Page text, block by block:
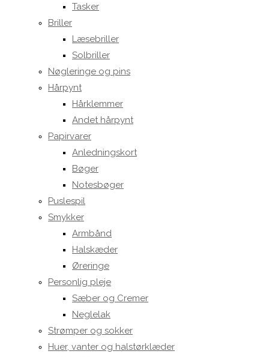
Tasker
Briller
Læsebriller
Solbriller
Nøgleringe og pins
Hårpynt
Hårklemmer
Andet hårpynt
Papirvarer
Anledningskort
Bøger
Notesbøger
Puslespil
Smykker
Armbånd
Halskæder
Øreringe
Personlig pleje
Sæber og Cremer
Neglelak
Strømper og sokker
Huer, vanter og halstørklæder